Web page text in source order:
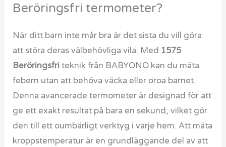
Beröringsfri termometer?
När ditt barn inte mår bra är det sista du vill göra
att störa deras välbehövliga vila. Med 1575
Beröringsfri teknik från BABYONO kan du mäta
febern utan att behöva väcka eller oroa barnet.
Denna avancerade termometer är designad för att
ge ett exakt resultat på bara en sekund, vilket gör
den till ett oumbärligt verktyg i varje hem. Att mäta
kroppstemperatur är en grundläggande del av att